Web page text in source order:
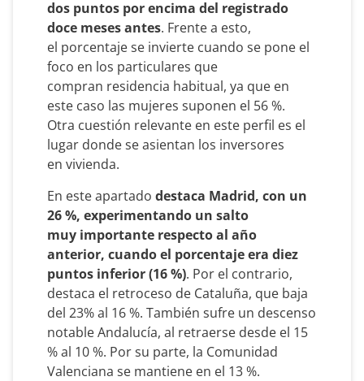
dos puntos por encima del registrado
doce meses antes. Frente a esto,
el porcentaje se invierte cuando se pone el
foco en los particulares que
compran residencia habitual, ya que en
este caso las mujeres suponen el 56 %.
Otra cuestión relevante en este perfil es el
lugar donde se asientan los inversores
en vivienda.
En este apartado destaca Madrid, con un
26 %, experimentando un salto
muy importante respecto al año
anterior, cuando el porcentaje era diez
puntos inferior (16 %). Por el contrario,
destaca el retroceso de Cataluña, que baja
del 23% al 16 %. También sufre un descenso
notable Andalucía, al retraerse desde el 15
% al 10 %. Por su parte, la Comunidad
Valenciana se mantiene en el 13 %.